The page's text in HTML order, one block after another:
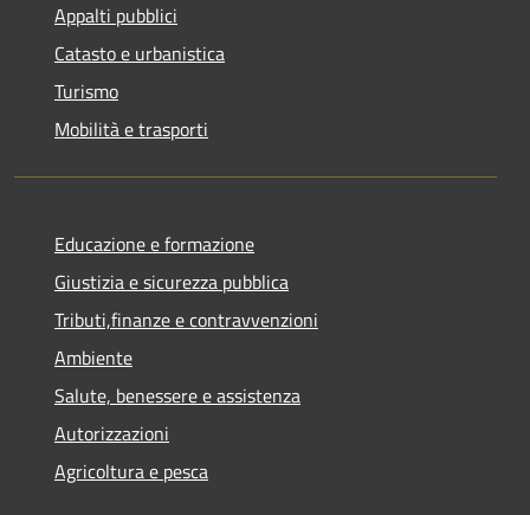
Appalti pubblici
Catasto e urbanistica
Turismo
Mobilità e trasporti
Educazione e formazione
Giustizia e sicurezza pubblica
Tributi,finanze e contravvenzioni
Ambiente
Salute, benessere e assistenza
Autorizzazioni
Agricoltura e pesca